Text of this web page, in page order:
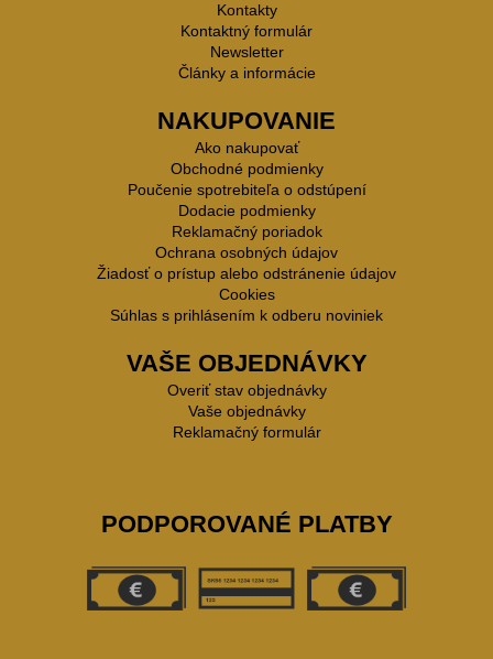
Kontakty
Kontaktný formulár
Newsletter
Články a informácie
NAKUPOVANIE
Ako nakupovať
Obchodné podmienky
Poučenie spotrebiteľa o odstúpení
Dodacie podmienky
Reklamačný poriadok
Ochrana osobných údajov
Žiadosť o prístup alebo odstránenie údajov
Cookies
Súhlas s prihlásením k odberu noviniek
VAŠE OBJEDNÁVKY
Overiť stav objednávky
Vaše objednávky
Reklamačný formulár
PODPOROVANÉ PLATBY